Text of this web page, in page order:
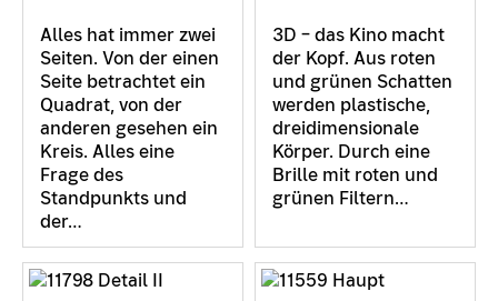
Alles hat immer zwei
Seiten. Von der einen
Seite betrachtet ein
Quadrat, von der
anderen gesehen ein
Kreis. Alles eine
Frage des
Standpunkts und
der…
3D – das Kino macht
der Kopf. Aus roten
und grünen Schatten
werden plastische,
dreidimensionale
Körper. Durch eine
Brille mit roten und
grünen Filtern…